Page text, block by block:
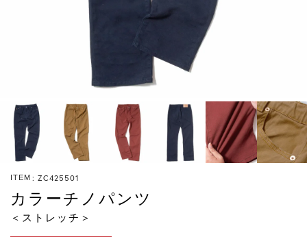
ITEM ZC425501
カラーチノパンツ
＜ストレッチ＞